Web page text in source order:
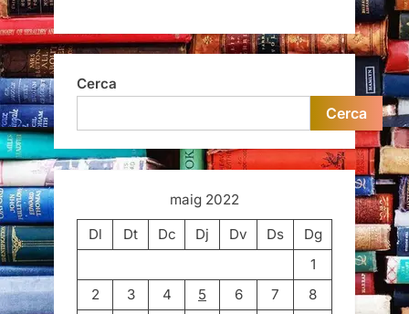
Cerca
Cerca
maig 2022
Dl
Dt Dc Dj Dv Ds
Dg
1
2
3 4 5 6 7
8